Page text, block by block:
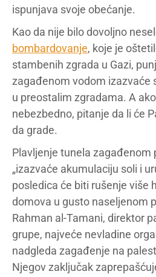
ispunjava svoje obećanje.
Kao da nije bilo dovoljno
bombardovanje, koje je
stambenih zgrada u Gazi,
zagađenom vodom izazvaće
u preostalim zgradama. A
nebezbedno, pitanje da li će
da grade.
Plavljenje tunela zagađenom
„izazvaće akumulaciju soli i
posledica će biti rušenje više
domova u gusto naseljenom
Rahman al-Tamani, direktor
grupe, najveće nevladine
nadgleda zagađenje na
Njegov zaključak